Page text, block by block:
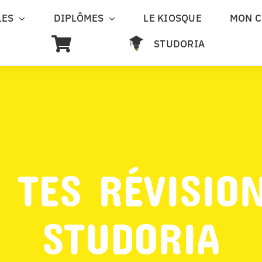
DIPLÔMES LE KIOSQUE
MON
STUDORIA
TES
STUDORIA